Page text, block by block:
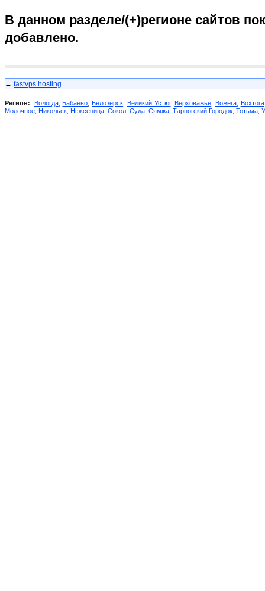
В данном разделе/(+)регионе сайтов
добавлено.
→ fastvps hosting
Регион:: Вологда,Бабаево ,Белозёрск Великий Устюг,Верховажье Вожега, Вохтога
Молочное Никольск Нюксеница Сокол Суда Сямжа Тарногский Городок Тотьма